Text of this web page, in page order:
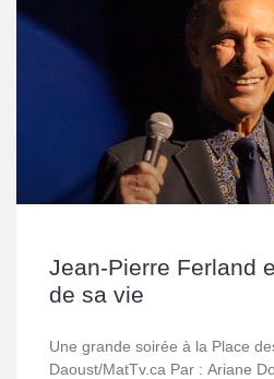
Jean-Pierre Ferland
de sa vie
Une grande soirée à la Place
Daoust/MatTv.ca Par : Ariane